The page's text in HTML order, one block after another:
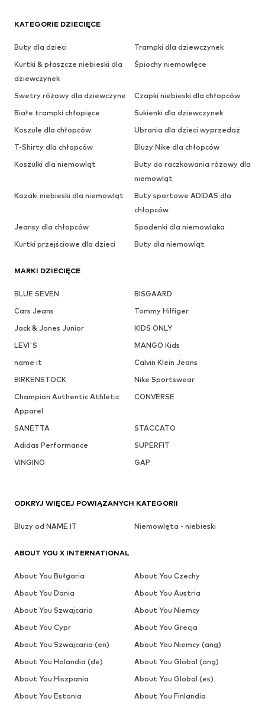
KATEGORIE DZIECIĘCE
Buty dla dzieci
Trampki dla dziewczynek
Kurtki & płaszcze niebieski dla
dziewczynek
Śpiochy niemowlęce
Swetry różowy dla dziewczyne
Czapki niebieski dla chłopców
Białe trampki chłopięce
Sukienki dla dziewczynek
Koszule dla chłopców
Ubrania dla dzieci wyprzedaż
T-Shirty dla chłopców
Bluzy Nike dla chłopców
Koszulki dla niemowląt
Buty do raczkowania różowy dla
niemowląt
Kozaki niebieski dla niemowląt
Buty sportowe ADIDAS dla
chłopców
Jeansy dla chłopców
Spodenki dla niemowlaka
Kurtki przejściowe dla dzieci
Buty dla niemowląt
MARKI DZIECIĘCE
BLUE SEVEN
BISGAARD
Cars Jeans
Tommy Hilfiger
Jack & Jones Junior
KIDS ONLY
LEVI'S
MANGO Kids
name it
Calvin Klein Jeans
BIRKENSTOCK
Nike Sportswear
Champion Authentic Athletic
Apparel
CONVERSE
SANETTA
STACCATO
Adidas Performance
SUPERFIT
VINGINO
GAP
ODKRYJ WIĘCEJ POWIĄZANYCH KATEGORII
Bluzy od NAME IT Niemowlęta - niebieski
ABOUT YOU X INTERNATIONAL
About You Bułgaria
About You Czechy
About You Dania
About You Austria
About You Szwajcaria
About You Niemcy
About You Cypr
About You Grecja
About You Szwajcaria (en)
About You Niemcy (ang)
About You Holandia (de)
About You Global (ang)
About You Hiszpania
About You Global (es)
About You Estonia
About You Finlandia